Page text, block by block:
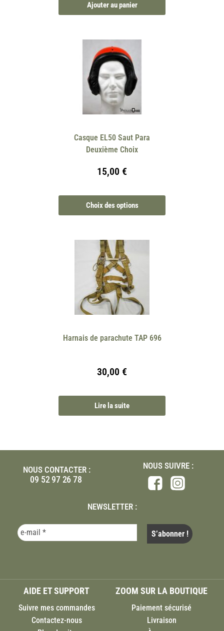
Ajouter au panier
Casque EL50 Saut Para
Deuxième Choix
15,00 €
Choix des options
Harnais de parachute TAP 696
30,00 €
Lire la suite
NOUS CONTACTER :
09 52 97 26 78
NOUS SUIVRE :
NEWSLETTER :
AIDE ET SUPPORT
Suivre mes commandes
Contactez-nous
ZOOM SUR LA BOUTIQUE
Paiement sécurisé
Livraison